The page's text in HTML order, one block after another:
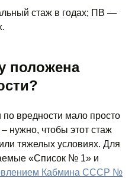
стаж в годах; ПВ —
положена
вредности мало просто
нужно, чтобы этот стаж
тяжелых условиях. Для
«Список № 1» и
Кабмина СССР №